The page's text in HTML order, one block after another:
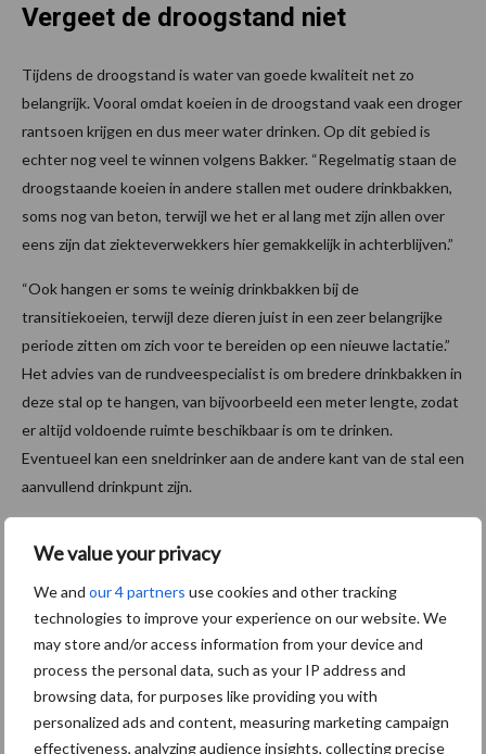
We value your privacy
We and our 4 partners use cookies and other tracking
technologies to improve your experience on our website. We
may store and/or access information from your device and
process the personal data, such as your IP address and
browsing data, for purposes like providing you with
personalized ads and content, measuring marketing campaign
effectiveness, analyzing audience insights, collecting precise
Vergeet de droogstand niet
Tijdens de droogstand is water van goede kwaliteit net zo
belangrijk. Vooral omdat koeien in de droogstand vaak een droger
rantsoen krijgen en dus meer water drinken. Op dit gebied is
echter nog veel te winnen volgens Bakker. “Regelmatig staan de
droogstaande koeien in andere stallen met oudere drinkbakken,
soms nog van beton, terwijl we het er al lang met zijn allen over
eens zijn dat ziekteverwekkers hier gemakkelijk in achterblijven.”
“Ook hangen er soms te weinig drinkbakken bij de
transitiekoeien, terwijl deze dieren juist in een zeer belangrijke
periode zitten om zich voor te bereiden op een nieuwe lactatie.”
Het advies van de rundveespecialist is om bredere drinkbakken in
deze stal op te hangen, van bijvoorbeeld een meter lengte, zodat
er altijd voldoende ruimte beschikbaar is om te drinken.
Eventueel kan een sneldrinker aan de andere kant van de stal een
aanvullend drinkpunt zijn.
Het beste drinkwater
Bedrijven kunnen kiezen voor oppervlaktewater, bronwater of
leidingwater als drinkwater voor koeien. Het verschilt per bedrijf
wat het beste aansluit en praktisch haalbaar is. Volgens Bakker is
leidingwater de veiligste en schoonste keuze. “Bronwater bevat
op veel plekke hoge ijzergehaltes, waardoor ziekteverwekkers,